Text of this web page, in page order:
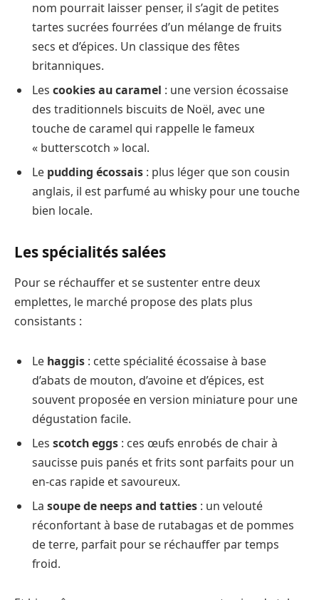
nom pourrait laisser penser, il s’agit de petites
tartes sucrées fourrées d’un mélange de fruits
secs et d’épices. Un classique des fêtes
britanniques.
Les cookies au caramel : une version écossaise
des traditionnels biscuits de Noël, avec une
touche de caramel qui rappelle le fameux
« butterscotch » local.
Le pudding écossais : plus léger que son cousin
anglais, il est parfumé au whisky pour une touche
bien locale.
Les spécialités salées
Pour se réchauffer et se sustenter entre deux
emplettes, le marché propose des plats plus
consistants :
Le haggis : cette spécialité écossaise à base
d’abats de mouton, d’avoine et d’épices, est
souvent proposée en version miniature pour une
dégustation facile.
Les scotch eggs : ces œufs enrobés de chair à
saucisse puis panés et frits sont parfaits pour un
en-cas rapide et savoureux.
La soupe de neeps and tatties : un velouté
réconfortant à base de rutabagas et de pommes
de terre, parfait pour se réchauffer par temps
froid.